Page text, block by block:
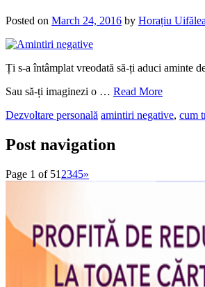
Posted on March 24, 2016 by Horațiu
Ți s-a întâmplat vreodată să-ți aduci aminte
Sau să-ți imaginezi o … Read More
Dezvoltare personală amintiri negative, cum
Post navigation
Page 1 of 51 2345»